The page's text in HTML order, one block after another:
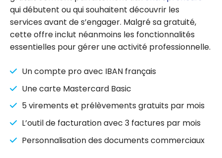
qui débutent ou qui souhaitent découvrir les
services avant de s’engager. Malgré sa gratuité,
cette offre inclut néanmoins les fonctionnalités
essentielles pour gérer une activité professionnelle.
Un compte pro avec IBAN français
Une carte Mastercard Basic
5 virements et prélèvements gratuits par mois
L’outil de facturation avec 3 factures par mois
Personnalisation des documents commerciaux